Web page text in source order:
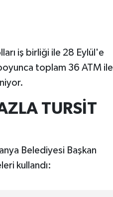
iş birliği ile 28 Eylül'e
toplam 36 ATM ile
TURSİT
Belediyesi Başkan
kullandı: